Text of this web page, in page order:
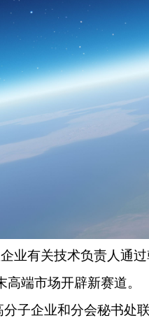
业有关技术负责人通
端市场开辟新赛道。
子企业和分会秘书处